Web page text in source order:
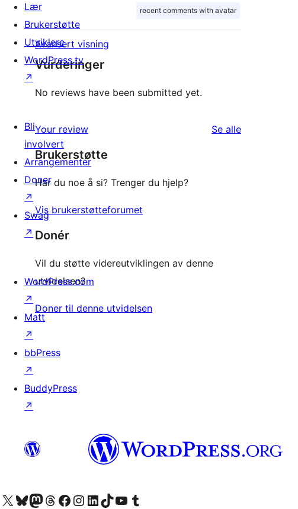
recent comments with avatar
Avansert visning
Vurderinger
No reviews have been submitted yet.
Your review Se alleomtalene
Brukerstøtte
Har du noe å si? Trenger du hjelp?
Vis brukerstøtteforumet
Donér
Vil du støtte videreutviklingen av denne
utvidelsen?
Doner til denne utvidelsen
Lær
Brukerstøtte
Utviklere
WordPress.tv
↗
Bli
involvert
Arrangementer
Doner
↗
Swag
↗
WordPress.com
↗
Matt
↗
bbPress
↗
BuddyPress
↗
Besøk vår konto på X Visit our Bluesky account
Besøk vår Mastodon-konto
Visit our Threads account
Besøk vår Facebook-sideBesøk vår Instagram-konto
Besøk vår LinkedIn-konto
Visit our TikTok account
Visit our YouTube channel
Visit our Tumblr account